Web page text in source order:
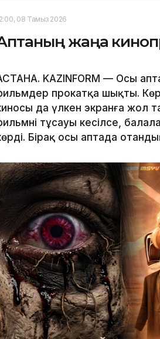
08 Тамыз 2026
жаңа
KAZINFORM — Осы
прокатқа шықты.
да үлкен экранға жол
тұсауы кесілсе,
Бірақ осы аптада